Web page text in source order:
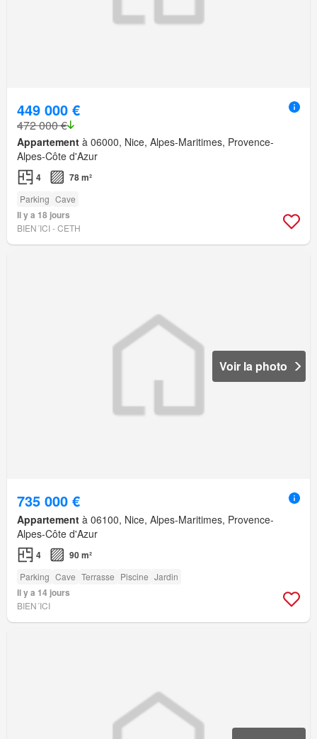
449 000 €
472 000 €
Appartement à 06000, Nice, Alpes-Maritimes, Provence-
Alpes-Côte d'Azur
4 78 m²
Parking Cave
Il y a 18 jours
BIEN´ICI - CETH
Voir la photo
735 000 €
Appartement à 06100, Nice, Alpes-Maritimes, Provence-
Alpes-Côte d'Azur
4 90 m²
Parking Cave Terrasse Piscine Jardin
Il y a 14 jours
BIEN´ICI